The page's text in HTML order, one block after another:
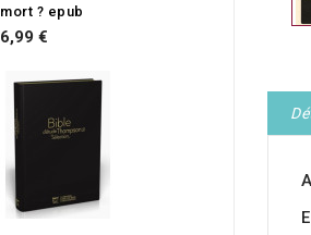
mort ? epub
6,99 €